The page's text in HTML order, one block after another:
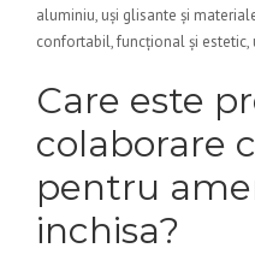
aluminiu, uși glisante și
confortabil, funcțional și
Care este
colaborare
pentru
inchisa?